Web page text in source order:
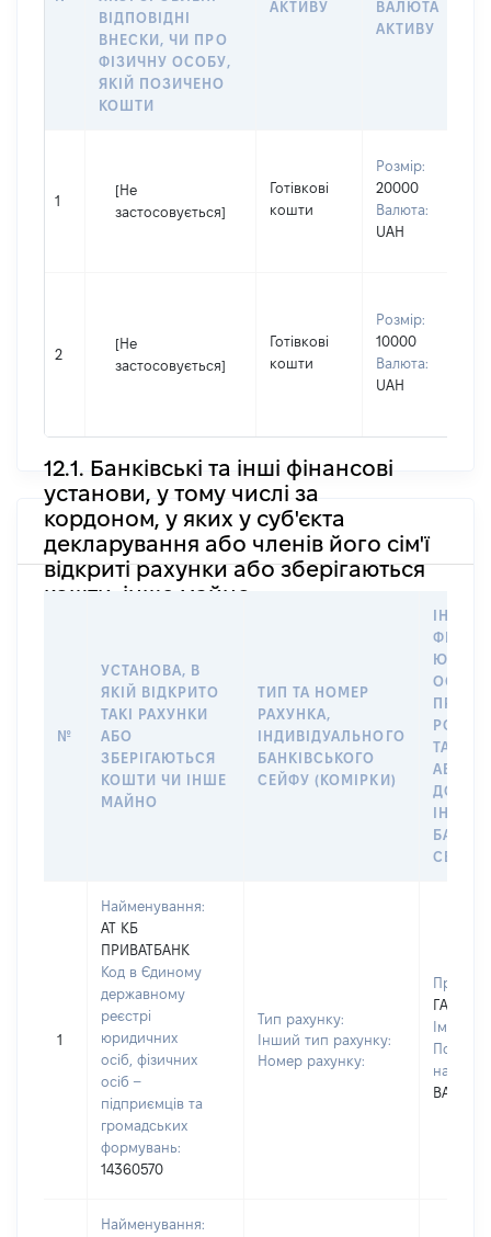
ВІДПОВІДНІ
ВНЕСКИ, ЧИ ПРО
ФІЗИЧНУ ОСОБУ,
ЯКІЙ ПОЗИЧЕНО
КОШТИ
АКТИВУ
ВАЛЮТА
АКТИВУ
1
[Не
застосовується]
Готівкові
кошти
Розмір:
20000
Валюта:
UAH
2
[Не
застосовується]
Готівкові
кошти
Розмір:
10000
Валюта:
UAH
12.1. Банківські та інші фінансові
установи, у тому числі за
кордоном, у яких у суб'єкта
декларування або членів його сім'ї
відкриті рахунки або зберігаються
кошти, інше майно
№
УСТАНОВА, В
ЯКІЙ ВІДКРИТО
ТАКІ РАХУНКИ
АБО
ЗБЕРІГАЮТЬСЯ
КОШТИ ЧИ ІНШЕ
МАЙНО
ТИП ТА НОМЕР
РАХУНКА,
ІНДИВІДУАЛЬНОГО
БАНКІВСЬКОГО
СЕЙФУ (КОМІРКИ)
ПРАВО
ТАКИМ
АБО
ДО
СЕЙФУ
1
Найменування:
АТ КБ
ПРИВАТБАНК
Код в Єдиному
державному
реєстрі
юридичних
осіб, фізичних
осіб –
підприємців та
громадських
формувань:
14360570
Тип рахунку:
Інший тип рахунку:
Номер рахунку:
Ім'я:
По
Найменування: